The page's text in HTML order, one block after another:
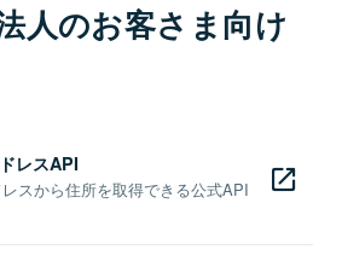
人のお客さま向け
レスAPI
スから住所を取得できる公式API